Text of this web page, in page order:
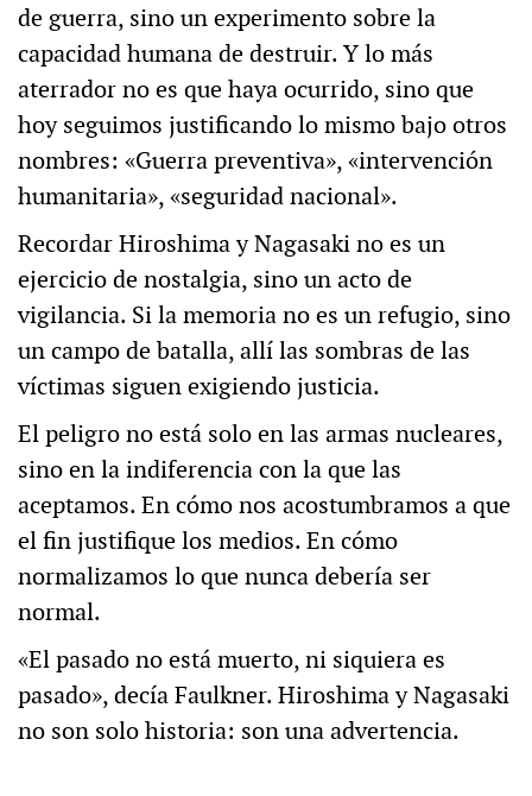
de guerra, sino un experimento sobre la
capacidad humana de destruir. Y lo más
aterrador no es que haya ocurrido, sino que
hoy seguimos justificando lo mismo bajo otros
nombres: «Guerra preventiva», «intervención
humanitaria», «seguridad nacional».
Recordar Hiroshima y Nagasaki no es un
ejercicio de nostalgia, sino un acto de
vigilancia. Si la memoria no es un refugio, sino
un campo de batalla, allí las sombras de las
víctimas siguen exigiendo justicia.
El peligro no está solo en las armas nucleares,
sino en la indiferencia con la que las
aceptamos. En cómo nos acostumbramos a que
el fin justifique los medios. En cómo
normalizamos lo que nunca debería ser
normal.
«El pasado no está muerto, ni siquiera es
pasado», decía Faulkner. Hiroshima y Nagasaki
no son solo historia: son una advertencia.